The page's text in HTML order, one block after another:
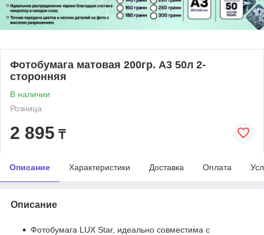
Фотобумага матовая 200гр. A3 50л 2-
сторонняя
В наличии
Розница
2 895 ₸
Описание Характеристики Доставка Оплата
Описание
Фотобумага LUX Star, идеально совместима с